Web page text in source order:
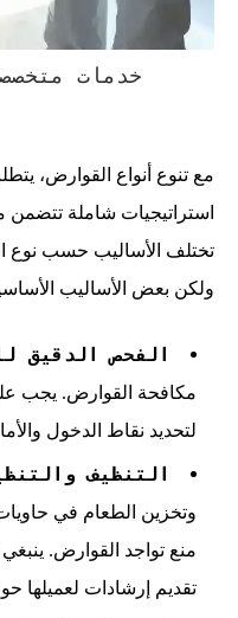
خدمات
مع تنوع أنواع القوارض،
استراتيجيات شاملة تتضمن
تختلف الأساليب حسب نوع
ولكن بعض الأساليب
الفحص الدقيق
مكافحة القوارض. يجب
لتحديد نقاط الدخول
التنظيف
وتخزين الطعام في
منع تواجد القوارض.
تقديم إرشادات لعميلها